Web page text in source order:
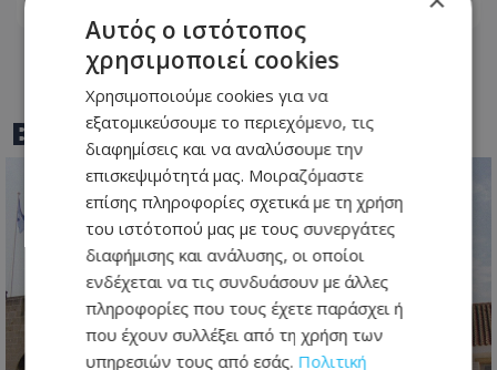
BEST OFTOTHEMAONLINE
Αυτός ο ιστότοπος
χρησιμοποιεί cookies
Χρησιμοποιούμε cookies για να
εξατομικεύσουμε το περιεχόμενο, τις
διαφημίσεις και να αναλύσουμε την
επισκεψιμότητά μας. Μοιραζόμαστε
επίσης πληροφορίες σχετικά με τη χρήση
του ιστότοπού μας με τους συνεργάτες
διαφήμισης και ανάλυσης, οι οποίοι
ενδέχεται να τις συνδυάσουν με άλλες
πληροφορίες που τους έχετε παράσχει ή
που έχουν συλλέξει από τη χρήση των
υπηρεσιών τους από εσάς. Πολιτική